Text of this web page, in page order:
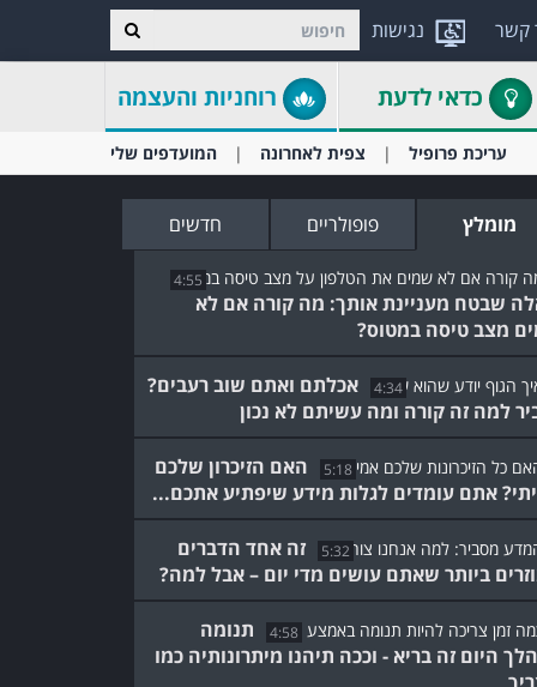
נגישות קשר
כדאי לדעת רוחניות והעצמה
עריכת פרופיל צפית לאחרונה המועדפים שלי
מומלץ פופולריים חדשים
4:55
שבטח מעניינת אותך: מה קורה אם לא
מצב טיסה במטוס?
4:34
אכלתם ואתם שוב רעבים?
למה זה קורה ומה עשיתם לא נכון
5:18
האם הזיכרון שלכם
אתם עומדים לגלות מידע שיפתיע אתכם...
5:32
זה אחד הדברים
ביותר שאתם עושים מדי יום – אבל למה?
4:58
תנומה
היום זה בריא - וככה תיהנו מיתרונותיה כמו